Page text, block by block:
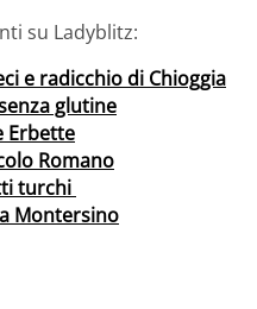
su Ladyblitz:
e radicchio di Chioggia
glutine
Erbette
Romano
turchi
Montersino